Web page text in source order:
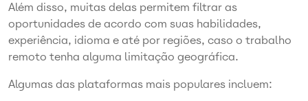
Além disso, muitas delas permitem filtrar as
oportunidades de acordo com suas habilidades,
experiência, idioma e até por regiões, caso o trabalho
remoto tenha alguma limitação geográfica.
Algumas das plataformas mais populares incluem: